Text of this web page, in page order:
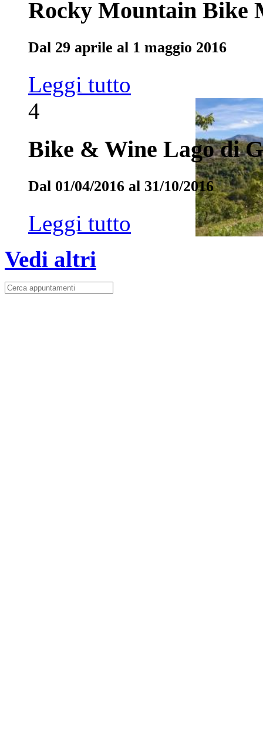
Rocky Mountain Bike
Dal 29 aprile al 1 maggio 2016
Leggi tutto
4
Bike & Wine Lago di
Dal 01/04/2016 al 31/10/2016
Leggi tutto
Vedi altri